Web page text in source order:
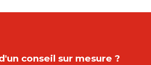
conseil sur mesure ?